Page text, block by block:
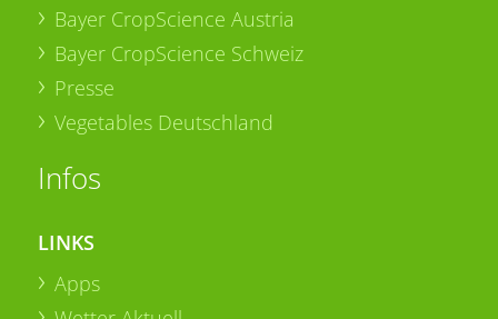
Bayer CropScience Austria
Bayer CropScience Schweiz
Presse
Vegetables Deutschland
Infos
LINKS
Apps